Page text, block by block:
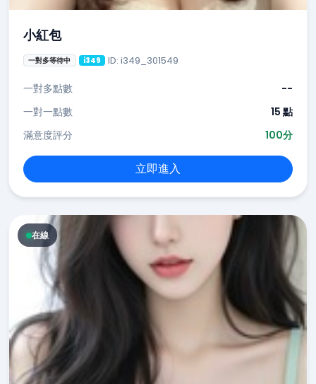
小紅包
一對多等待中 i349 ID: i349_301549
一對多點數
--
一對一點數
15 點
滿意度評分
100分
立即進入
在線